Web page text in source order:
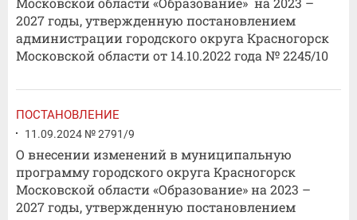
2027 годы, утвержденную постановлением
администрации городского округа Красногорск
Московской области от 14.10.2022 года № 2245/10
ПОСТАНОВЛЕНИЕ
11.09.2024 № 2791/9
О внесении изменений в муниципальную
программу городского округа Красногорск
Московской области «Образование» на 2023 –
2027 годы, утвержденную постановлением